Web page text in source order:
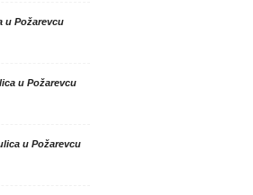
u Požarevcu
u Požarevcu
u Požarevcu